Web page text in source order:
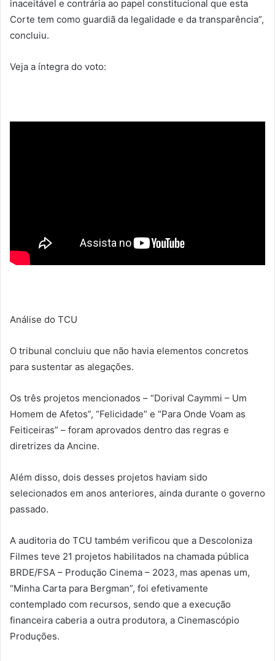
inaceitável e contrária ao papel constitucional que esta
Corte tem como guardiã da legalidade e da transparência”,
concluiu.
Veja a íntegra do voto:
Análise do TCU
O tribunal concluiu que não havia elementos concretos
para sustentar as alegações.
Os três projetos mencionados – “Dorival Caymmi – Um
Homem de Afetos”, “Felicidade” e “Para Onde Voam as
Feiticeiras” – foram aprovados dentro das regras e
diretrizes da Ancine.
Além disso, dois desses projetos haviam sido
selecionados em anos anteriores, ainda durante o governo
passado.
A auditoria do TCU também verificou que a Descoloniza
Filmes teve 21 projetos habilitados na chamada pública
BRDE/FSA – Produção Cinema – 2023, mas apenas um,
“Minha Carta para Bergman”, foi efetivamente
contemplado com recursos, sendo que a execução
financeira caberia a outra produtora, a Cinemascópio
Produções.